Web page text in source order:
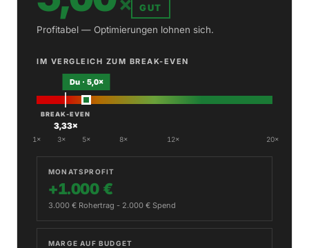
GUT
Profitabel — Optimierungen lohnen sich.
IM VERGLEICH ZUM BREAK-EVEN
Du · 5,0×
BREAK-EVEN
3,33×
1× 3× 5× 8× 12× 20×
MONATSPROFIT
+1.000 €
3.000 € Rohertrag - 2.000 € Spend
MARGE AUF BUDGET